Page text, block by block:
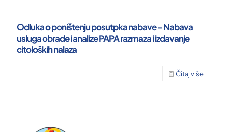
Odluka o poništenju posutpka nabave – Nabava
usluga obrade i analize PAPA razmaza i izdavanje
citoloških nalaza
Čitaj više